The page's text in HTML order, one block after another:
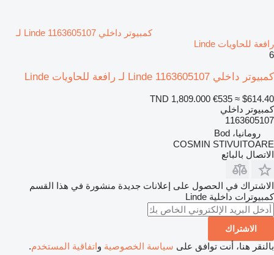
كمبيوتر داخلي Linde 1163605107 لـ
رافعة للحاويات Linde
6
كمبيوتر داخلي Linde 1163605107 لـ رافعة للحاويات Linde
TND 1,809.000 €535 ≈ $614.40
كمبيوتر داخلي
1163605107
رومانيا، Bod
COSMIN STIVUITOARE
الاتصال بالبائع
الاشتراك في الحصول على إعلانات جديدة منشورة في هذا القسم
كمبيوترات داخلية Linde
الاشتراك
بالنقر هنا، أنت توافق على سياسة الخصوصية واتفاقية المستخدم.